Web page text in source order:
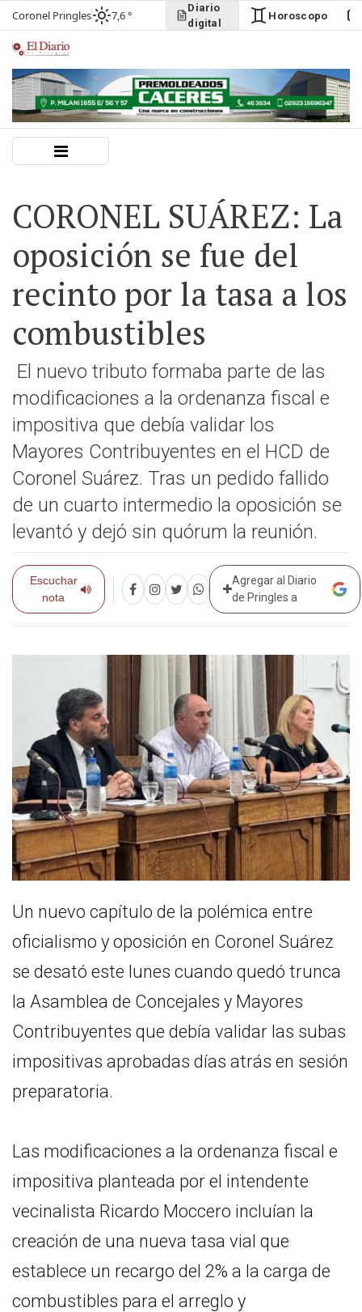
Coronel Pringles 7,6 °
Diario
digital
Horoscopo
CORONEL SUÁREZ: La
oposición se fue del
recinto por la tasa a los
combustibles
El nuevo tributo formaba parte de las
modificaciones a la ordenanza fiscal e
impositiva que debía validar los
Mayores Contribuyentes en el HCD de
Coronel Suárez. Tras un pedido fallido
de un cuarto intermedio la oposición se
levantó y dejó sin quórum la reunión.
Escuchar
nota
Agregar al Diario
de Pringles a
Un nuevo capítulo de la polémica entre
oficialismo y oposición en Coronel Suárez
se desató este lunes cuando quedó trunca
la Asamblea de Concejales y Mayores
Contribuyentes que debía validar las subas
impositivas aprobadas días atrás en sesión
preparatoria.
Las modificaciones a la ordenanza fiscal e
impositiva planteada por el intendente
vecinalista Ricardo Moccero incluían la
creación de una nueva tasa vial que
establece un recargo del 2% a la carga de
combustibles para el arreglo y